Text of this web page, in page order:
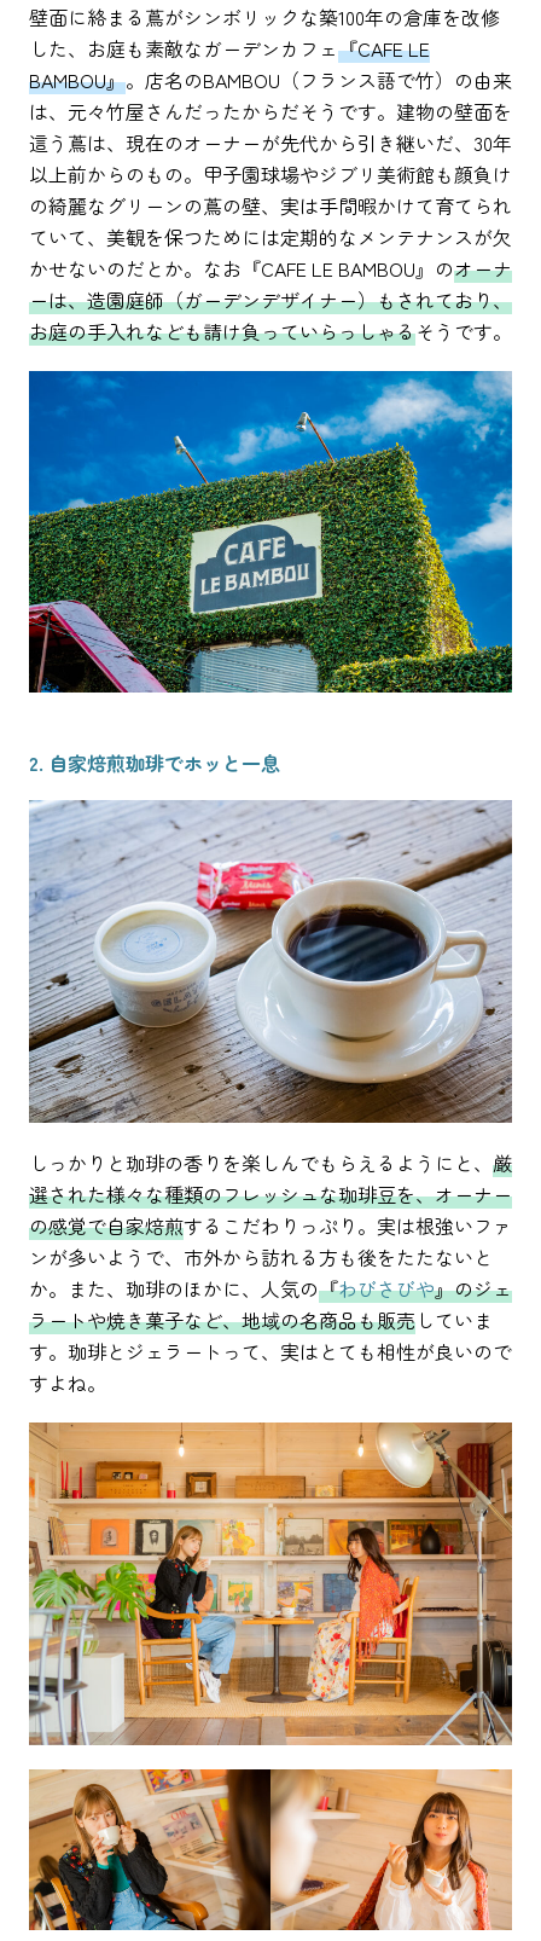
壁面に絡まる蔦がシンボリックな築100年の倉庫を改修
した、お庭も素敵なガーデンカフェ『CAFE LE
BAMBOU』。店名のBAMBOU（フランス語で竹）の由来
は、元々竹屋さんだったからだそうです。建物の壁面を
這う蔦は、現在のオーナーが先代から引き継いだ、30年
以上前からのもの。甲子園球場やジブリ美術館も顔負け
の綺麗なグリーンの蔦の壁、実は手間暇かけて育てられ
ていて、美観を保つためには定期的なメンテナンスが欠
かせないのだとか。なお『CAFE LE BAMBOU』のオーナ
ーは、造園庭師（ガーデンデザイナー）もされており、
お庭の手入れなども請け負っていらっしゃるそうです。
2. 自家焙煎珈琲でホッと一息
しっかりと珈琲の香りを楽しんでもらえるようにと、 厳
選された様々な種類のフレッシュな珈琲豆を、オーナー
の感覚で自家焙煎するこだわりっぷり。実は根強いファ
ンが多いようで、市外から訪れる方も後をたたないと
か。また、珈琲のほかに、人気の『わびさびや』のジェ
ラートや焼き菓子など、地域の名商品も販売 していま
す。珈琲とジェラートって、実はとても相性が良いので
すよね。